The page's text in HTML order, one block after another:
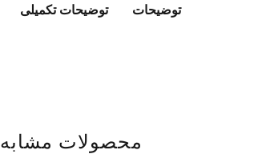
توضیحات توضیحات تکمیلی
محصولات مشابه